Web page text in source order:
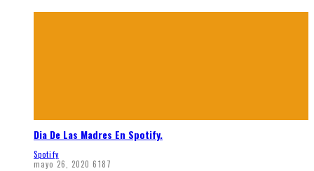
Dia De Las Madres En Spotify.
Spotify
mayo 26, 2020 6187